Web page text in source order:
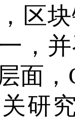
区
，
面
研